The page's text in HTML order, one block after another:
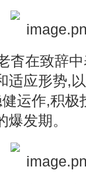
杳在致辞
适应形势,
运作,积极
发期。